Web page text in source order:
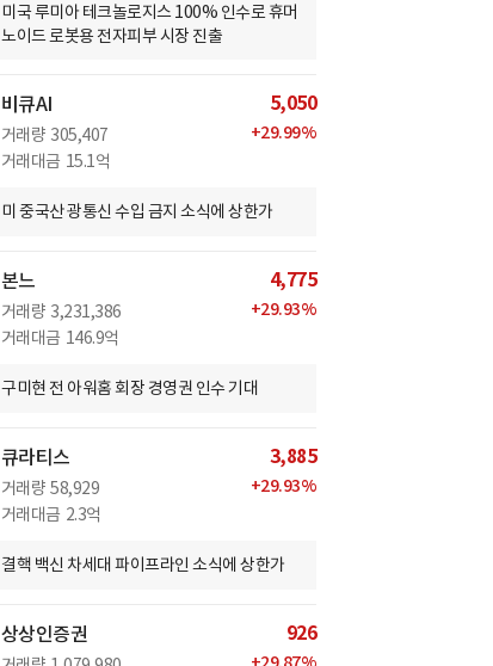
미국 루미아 테크놀로지스 100% 인수로 휴머
노이드 로봇용 전자피부 시장 진출
비큐AI
거래량 305,407
거래대금 15.1억
5,050
+29.99%
미 중국산 광통신 수입 금지 소식에 상한가
본느
거래량 3,231,386
거래대금 146.9억
4,775
+29.93%
구미현 전 아워홈 회장 경영권 인수 기대
큐라티스
거래량 58,929
거래대금 2.3억
3,885
+29.93%
결핵 백신 차세대 파이프라인 소식에 상한가
상상인증권 926